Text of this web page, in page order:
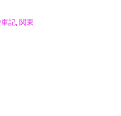
記, 関東